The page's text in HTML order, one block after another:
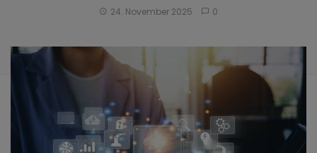
24. November 2025 0